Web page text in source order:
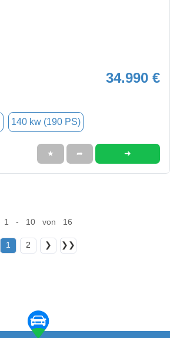
34.990 €
140 kw (190 PS)
★ ➦ ➜
1 - 10 von 16
1 2 ❯ ❯❯